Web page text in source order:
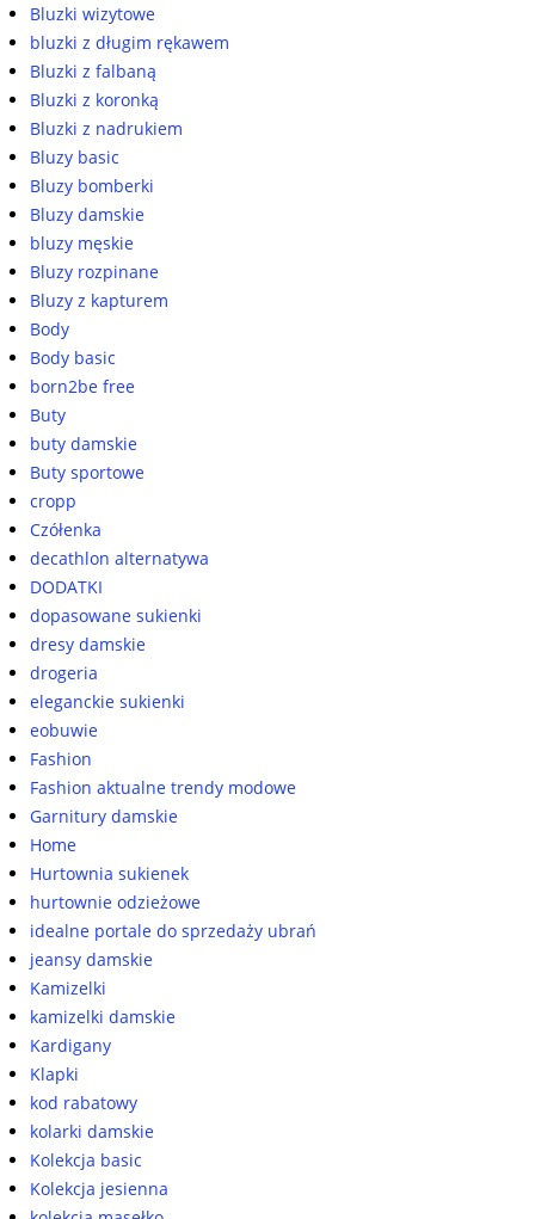
Bluzki wizytowe
bluzki z długim rękawem
Bluzki z falbaną
Bluzki z koronką
Bluzki z nadrukiem
Bluzy basic
Bluzy bomberki
Bluzy damskie
bluzy męskie
Bluzy rozpinane
Bluzy z kapturem
Body
Body basic
born2be free
Buty
buty damskie
Buty sportowe
cropp
Czółenka
decathlon alternatywa
DODATKI
dopasowane sukienki
dresy damskie
drogeria
eleganckie sukienki
eobuwie
Fashion
Fashion aktualne trendy modowe
Garnitury damskie
Home
Hurtownia sukienek
hurtownie odzieżowe
idealne portale do sprzedaży ubrań
jeansy damskie
Kamizelki
kamizelki damskie
Kardigany
Klapki
kod rabatowy
kolarki damskie
Kolekcja basic
Kolekcja jesienna